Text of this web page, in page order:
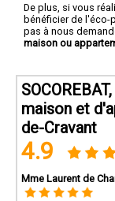
De plus, si vous
bénéficier de l'éco-
pas à nous
maison ou
maison et
de-Cravant
4.9
Mme Laurent de